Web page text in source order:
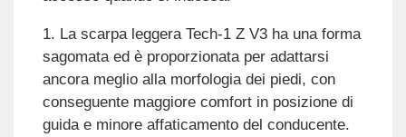
1. La scarpa leggera Tech-1 Z V3 ha una forma
sagomata ed è proporzionata per adattarsi
ancora meglio alla morfologia dei piedi, con
conseguente maggiore comfort in posizione di
guida e minore affaticamento del conducente.